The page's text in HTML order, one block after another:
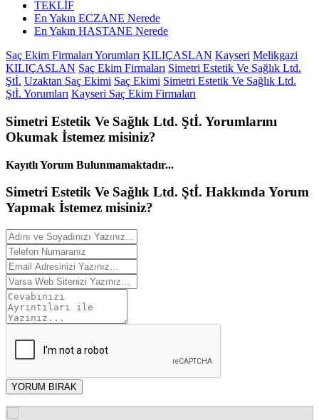
TEKLİF
En Yakın ECZANE Nerede
En Yakın HASTANE Nerede
Saç Ekim Firmaları Yorumları KILIÇASLAN Kayseri Melikgazi
KILIÇASLAN Saç Ekim Firmaları Simetri Estetik Ve Sağlık Ltd.
Ştİ. Uzaktan Saç Ekimi Saç Ekimi Simetri Estetik Ve Sağlık Ltd.
Ştİ. Yorumları Kayseri Saç Ekim Firmaları
Simetri Estetik Ve Sağlık Ltd. Ştİ. Yorumlarını
Okumak İstemez misiniz?
Kayıtlı Yorum Bulunmamaktadır...
Simetri Estetik Ve Sağlık Ltd. Ştİ. HakkındaYorum
Yapmak İstemez misiniz?
YORUM BIRAK